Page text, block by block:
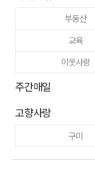
부동산
교육
이웃사랑
주간매일
고향사랑
구미